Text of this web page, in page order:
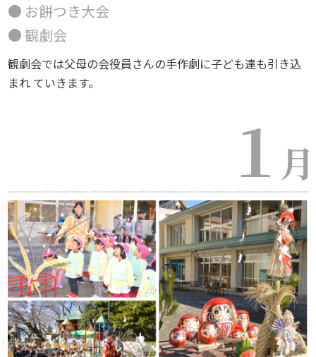
● お餅つき大会
● 観劇会
観劇会では父母の会役員さんの手作劇に子ども達も引き込
まれ ていきます。
１ 月